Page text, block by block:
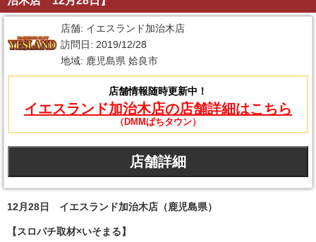
店舗: イエスランド加治木店
訪問日: 2019/12/28
地域: 鹿児島県 姶良市
店舗情報随時更新中！
イエスランド加治木店の店舗詳細はこちら
（DMMぱちタウン）
店舗詳細
12月28日 イエスランド加治木店（鹿児島県）
【スロパチ取材×いそまる】